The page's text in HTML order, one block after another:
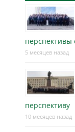
перспективы
5 месяцев назад
перспективу
10 месяцев назад